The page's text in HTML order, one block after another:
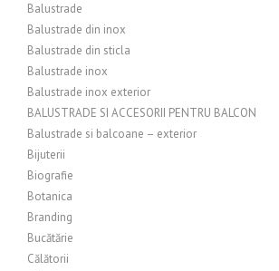
Balustrade
Balustrade din inox
Balustrade din sticla
Balustrade inox
Balustrade inox exterior
BALUSTRADE SI ACCESORII PENTRU BALCON
Balustrade si balcoane – exterior
Bijuterii
Biografie
Botanica
Branding
Bucătărie
Călătorii